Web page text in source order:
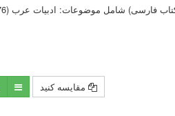
مقایسه کنید